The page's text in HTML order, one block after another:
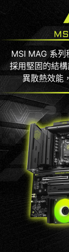
MSI MAG 系列
採用堅固的結
異散熱效能